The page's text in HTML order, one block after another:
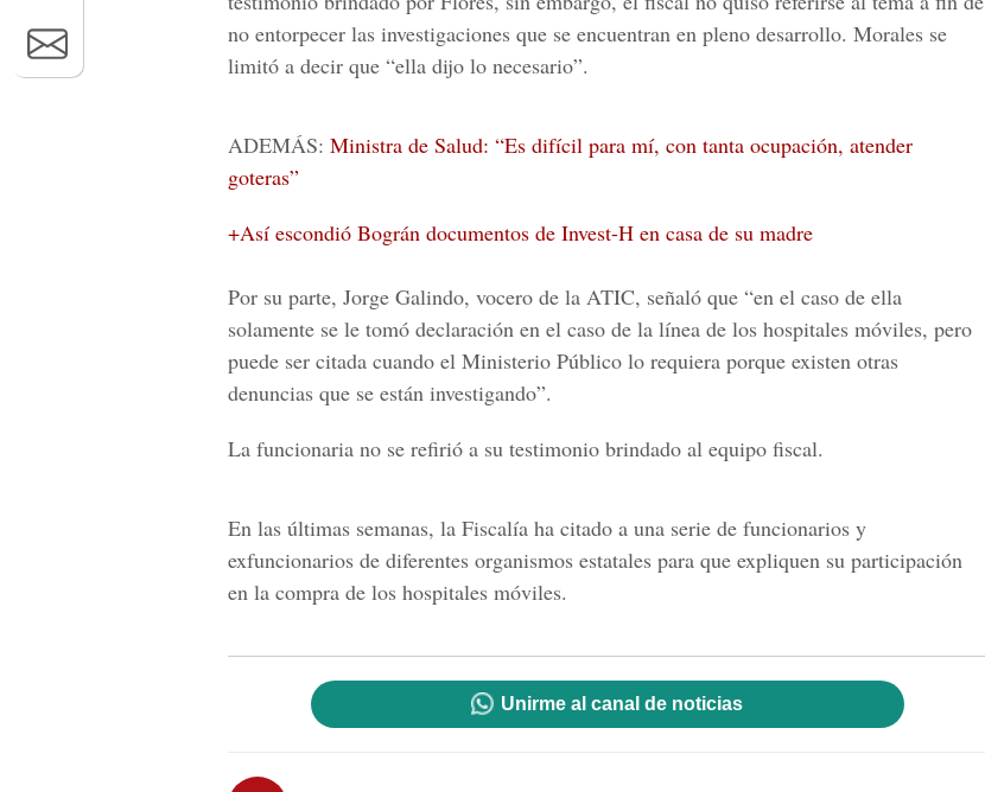
no entorpecer las investigaciones que se encuentran en pleno desarrollo. Morales se
limitó a decir que “ella dijo lo necesario”.
ADEMÁS: Ministra de Salud: “Es difícil para mí, con tanta ocupación, atender
goteras”
+Así escondió Bográn documentos de Invest-H en casa de su madre
Por su parte, Jorge Galindo, vocero de la ATIC, señaló que “en el caso de ella
solamente se le tomó declaración en el caso de la línea de los hospitales móviles, pero
puede ser citada cuando el Ministerio Público lo requiera porque existen otras
denuncias que se están investigando”.
La funcionaria no se refirió a su testimonio brindado al equipo fiscal.
En las últimas semanas, la Fiscalía ha citado a una serie de funcionarios y
exfuncionarios de diferentes organismos estatales para que expliquen su participación
en la compra de los hospitales móviles.
Unirme al canal de noticias